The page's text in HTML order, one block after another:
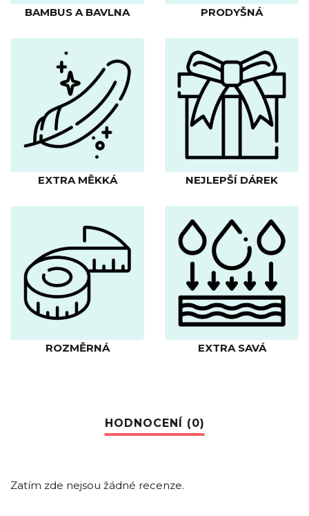
BAMBUS A BAVLNA PRODYŠNÁ
EXTRA MĚKKÁ NEJLEPŠÍ DÁREK
ROZMĚRNÁ EXTRA SAVÁ
Zatím zde nejsou žádné recenze.